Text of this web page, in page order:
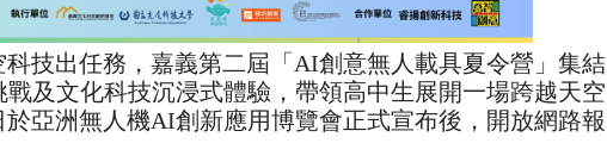
技出任務，嘉義第二屆「AI創意無人載具夏令營」集結
及文化科技沉浸式體驗，帶領高中生展開一場跨越天空
亞洲無人機AI創新應用博覽會正式宣布後，開放網路報